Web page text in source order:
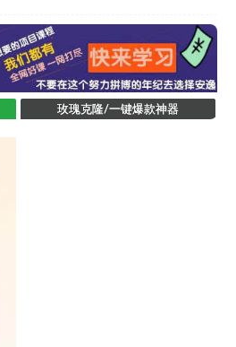
玫瑰克隆/一键爆款神器